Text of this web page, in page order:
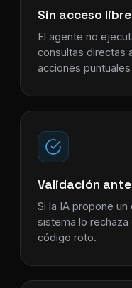
Sin acceso
El agente no
consultas directas
acciones
Validación
Si la IA propone
sistema lo rechaza
código roto.